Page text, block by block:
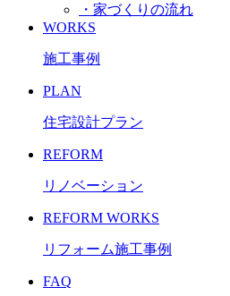
・家づくりの流れ
WORKS
施工事例
PLAN
住宅設計プラン
REFORM
リノベーション
REFORM WORKS
リフォーム施工事例
FAQ